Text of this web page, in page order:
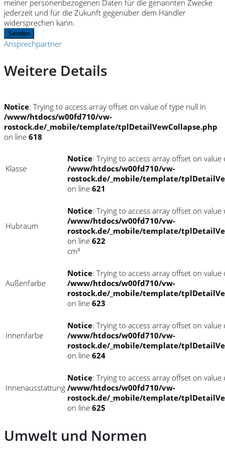
meiner personenbezogenen Daten für die genannten Zwecke
jederzeit und für die Zukunft gegenüber dem Händler
widersprechen kann.
Senden
Ansprechpartner
Weitere Details
Notice: Trying to access array offset on value of type null in
/www/htdocs/w00fd710/vw-
rostock.de/_mobile/template/tplDetailVewCollapse.php
on line 618
Klasse
Notice: Trying to access array offset on
/www/htdocs/w00fd710/vw-
rostock.de/_mobile/template/
on line 621
Hubraum
Notice: Trying to access array offset on
/www/htdocs/w00fd710/vw-
rostock.de/_mobile/template/
on line 622
cm³
Außenfarbe
Notice: Trying to access array offset on
/www/htdocs/w00fd710/vw-
rostock.de/_mobile/template/
on line 623
Innenfarbe
Notice: Trying to access array offset on
/www/htdocs/w00fd710/vw-
rostock.de/_mobile/template/
on line 624
Innenausstattung
Notice: Trying to access array offset on
/www/htdocs/w00fd710/vw-
rostock.de/_mobile/template/
on line 625
Umwelt und Normen